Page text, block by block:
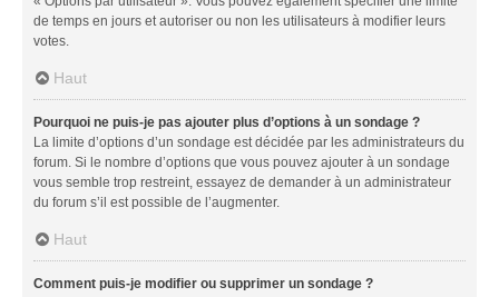
de temps en jours et autoriser ou non les utilisateurs à modifier leurs
votes.
Haut
Pourquoi ne puis-je pas ajouter plus d’options à un sondage ?
La limite d’options d’un sondage est décidée par les administrateurs du
forum. Si le nombre d’options que vous pouvez ajouter à un sondage
vous semble trop restreint, essayez de demander à un administrateur
du forum s’il est possible de l’augmenter.
Haut
Comment puis-je modifier ou supprimer un sondage ?